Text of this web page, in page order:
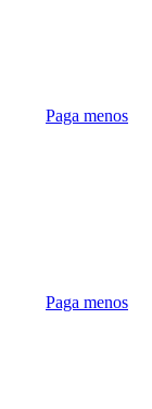
Paga menos
Paga menos